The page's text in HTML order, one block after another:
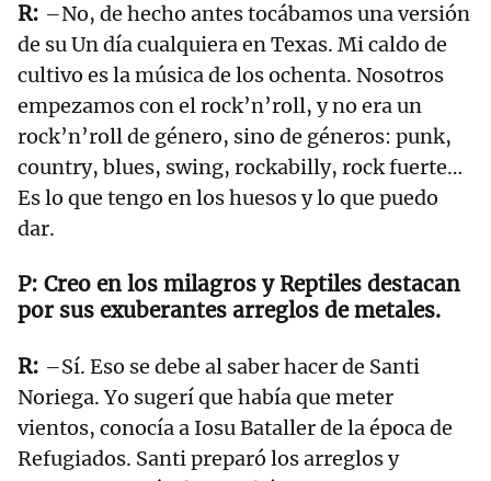
–No, de hecho antes tocábamos una versión
de su Un día cualquiera en Texas. Mi caldo de
cultivo es la música de los ochenta. Nosotros
empezamos con el rock’n’roll, y no era un
rock’n’roll de género, sino de géneros: punk,
country, blues, swing, rockabilly, rock fuerte…
Es lo que tengo en los huesos y lo que puedo
dar.
Creo en los milagros y Reptiles destacan
por sus exuberantes arreglos de metales.
–Sí. Eso se debe al saber hacer de Santi
Noriega. Yo sugerí que había que meter
vientos, conocía a Iosu Bataller de la época de
Refugiados. Santi preparó los arreglos y